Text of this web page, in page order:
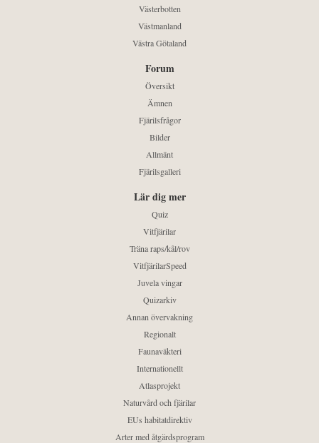
Västerbotten
Västmanland
Västra Götaland
Forum
Översikt
Ämnen
Fjärilsfrågor
Bilder
Allmänt
Fjärilsgalleri
Lär dig mer
Quiz
Vitfjärilar
Träna raps/kål/rov
VitfjärilarSpeed
Juvela vingar
Quizarkiv
Annan övervakning
Regionalt
Faunaväkteri
Internationellt
Atlasprojekt
Naturvård och fjärilar
EUs habitatdirektiv
Arter med åtgärdsprogram